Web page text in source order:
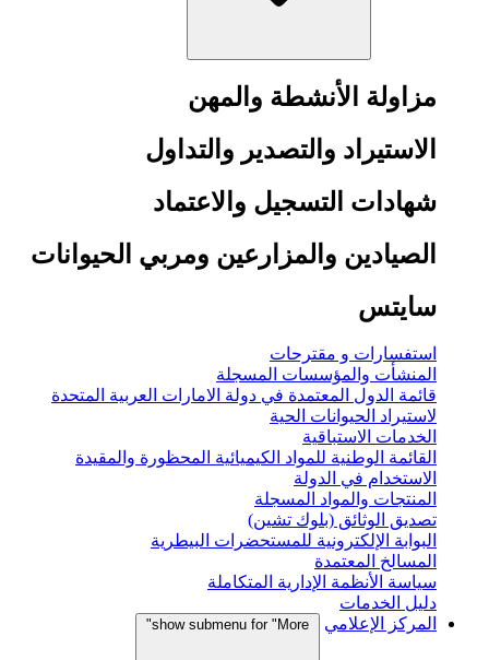
مزاولة الأنشطة والمهن
الاستيراد والتصدير والتداول
شهادات التسجيل والاعتماد
الصيادين والمزارعين ومربي الحيوانات
سايتس
استفسارات و مقترحات
المنشأت والمؤسسات المسجلة
قائمة الدول المعتمدة في دولة الامارات العربية المتحدة
لاستيراد الحيوانات الحية
الخدمات الاستباقية
القائمة الوطنية للمواد الكيميائية المحظورة والمقيدة
الاستخدام في الدولة
المنتجات والمواد المسجلة
تصديق الوثائق (بلوك تشين)
البوابة الإلكترونية للمستحضرات البيطرية
المسالخ المعتمدة
سياسة الأنظمة الإدارية المتكاملة
دليل الخدمات
المركز الإعلامي
show submenu for "More"